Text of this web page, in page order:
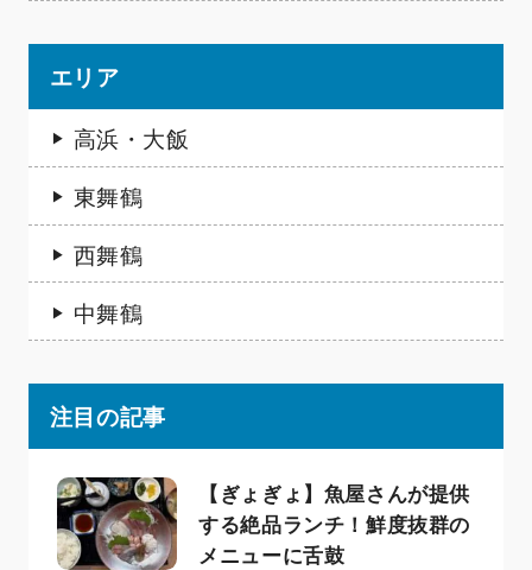
エリア
高浜・大飯
東舞鶴
西舞鶴
中舞鶴
注目の記事
【ぎょぎょ】魚屋さんが提供
する絶品ランチ！鮮度抜群の
メニューに舌鼓